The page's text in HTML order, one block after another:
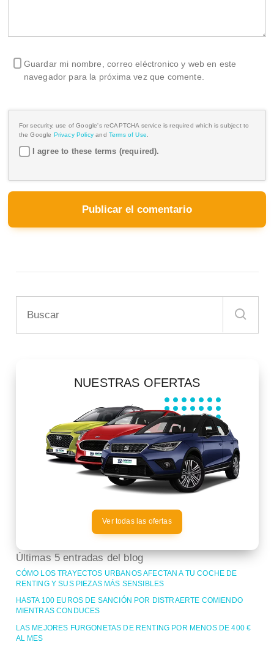
Guardar mi nombre, correo eléctronico y web en este
navegador para la próxima vez que comente.
For security, use of Google's reCAPTCHA service is required which is subject to
the Google Privacy Policy and Terms of Use.
I agree to these terms (required).
NUESTRAS OFERTAS
Ver todas las ofertas
Últimas 5 entradas del blog
CÓMO LOS TRAYECTOS URBANOS AFECTAN A TU COCHE DE
RENTING Y SUS PIEZAS MÁS SENSIBLES
HASTA 100 EUROS DE SANCIÓN POR DISTRAERTE COMIENDO
MIENTRAS CONDUCES
LAS MEJORES FURGONETAS DE RENTING POR MENOS DE 400 €
AL MES